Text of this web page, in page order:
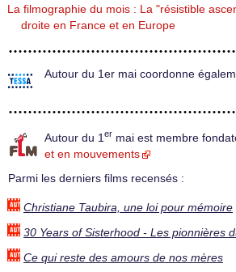
La filmographie du mois : La "résistible
droite en France et en Europe
Autour du 1er mai coordonne
Autour du 1 er mai est membre
et en mouvements
Parmi les derniers films recensés :
Christiane Taubira, une loi pour mémoire
30 Years of Sisterhood - Les pionnières
Ce qui reste des amours de nos mères